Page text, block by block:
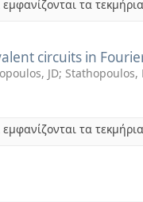
τα
circuits in
JD; Stathopoulos,
τα